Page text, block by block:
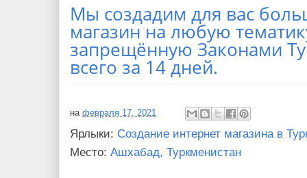
Мы создадим для вас
магазин на любую
запрещённую Законами
всего за 14 дней.
на февраля 17, 2021
Ярлыки: Создание интернет магазина в
Место: Ашхабад, Туркменистан